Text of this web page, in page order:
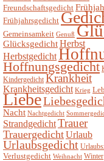
Freundschaftsgedicht
Frühjahrsgedicht
Gemeinsamkeit Genuß
GlücksgedichtHerbst
Herbstgedicht
Hoffnungsgedicht
Kindergedicht Krankheit
Krankheitsgedicht Krieg
Liebe
Nacht Nachtgedicht
StrandgedichtTrauer
TrauergedichtUrlaub
Urlaubsgedicht
Verlustgedicht Weihnacht Winter